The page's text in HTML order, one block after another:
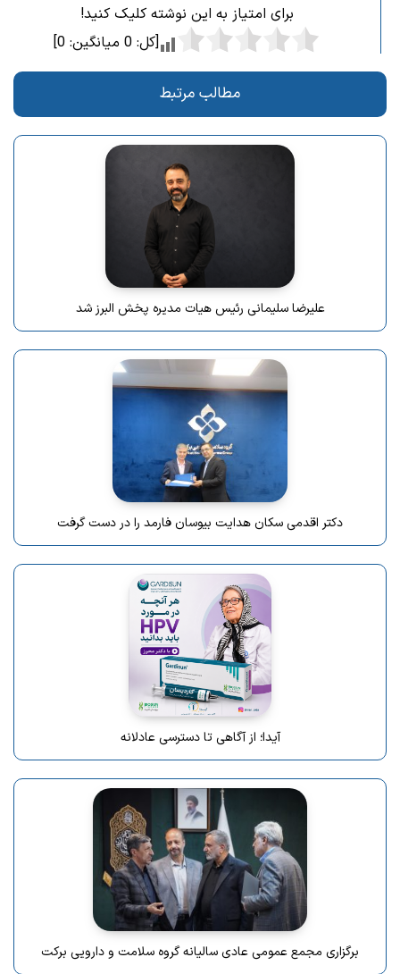
برای امتیاز به این نوشته کلیک کنید!
[کل: 0میانگین: 0
]
مطالب مرتبط
علیرضا سلیمانی رئیس هیات مدیره پخش البرز شد
دکتر اقدمی سکان هدایت بیوسان فارمد را در دست گرفت
آیدا؛ از آگاهی تا دسترسی عادلانه
برگزاری مجمع عمومی عادی سالیانه گروه سلامت و دارویی برکت